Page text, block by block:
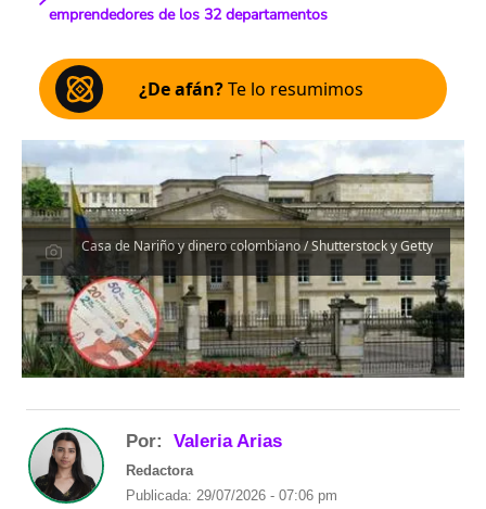
emprendedores de los 32 departamentos
¿De afán?Te lo resumimos
Casa de Nariño y dinero colombiano / Shutterstock y Getty
Por: Valeria Arias
Redactora
Publicada: 29/07/2026 - 07:06 pm